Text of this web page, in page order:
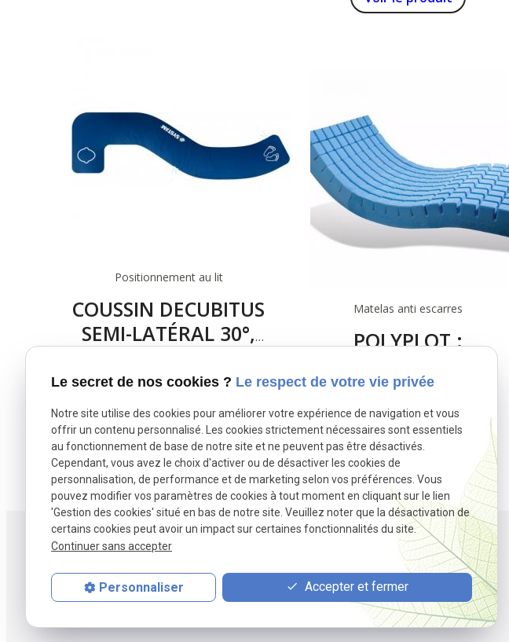
Positionnement au lit
COUSSIN DECUBITUS
SEMI-LATÉRAL 30°,
Voir le produit
Matelas anti escarres
POLYPLOT :
escarre, CLASSE 1
Voir le produit
03 20 32 97 37
flandremedical@gmail.com
Le secret de nos cookies ? Le respect de votre vie privée
Notre site utilise des cookies pour améliorer votre expérience de navigation et vous
offrir un contenu personnalisé. Les cookies strictement nécessaires sont essentiels
au fonctionnement de base de notre site et ne peuvent pas être désactivés.
Cependant, vous avez le choix d'activer ou de désactiver les cookies de
personnalisation, de performance et de marketing selon vos préférences. Vous
pouvez modifier vos paramètres de cookies à tout moment en cliquant sur le lien
'Gestion des cookies' situé en bas de notre site. Veuillez noter que la désactivation de
certains cookies peut avoir un impact sur certaines fonctionnalités du site.
Continuer sans accepter
Personnaliser Accepter et fermer